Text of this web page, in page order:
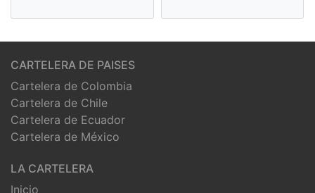
CARTELERA DE PAISES
Cartelera de Colombia
Cartelera de Chile
Cartelera de Ecuador
Cartelera de México
LA CARTELERA
Inicio